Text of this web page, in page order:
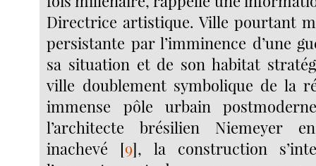
Directrice artistique. Ville pourtant
persistante par l’imminence d’une
sa situation et de son habitat
ville doublement symbolique de la
immense pôle urbain
l’architecte brésilien Niemeyer
inachevé [9], la construction